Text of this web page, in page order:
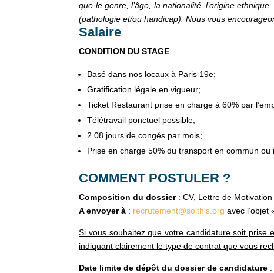
que le genre, l’âge, la nationalité, l’origine
(pathologie et/ou handicap). Nous vous
Salaire
CONDITION DU STAGE
Basé dans nos locaux à Paris 19e;
Gratification légale en vigueur;
Ticket Restaurant prise en charge à 60% par
Télétravail ponctuel possible;
2.08 jours de congés par mois;
Prise en charge 50% du transport en commun ou
COMMENT POSTULER ?
Composition du dossier: CV, Lettre de Motivation
A envoyer à : recrutement@solthis.org avec l’objet
Si vous souhaitez que votre candidature soit prise
indiquant clairement le type de contrat que vous
Date limite de dépôt du dossier de candidature